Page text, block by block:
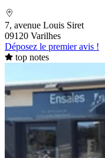
7, avenue Louis Siret
09120 Varilhes
Déposez le premier avis !
top notes